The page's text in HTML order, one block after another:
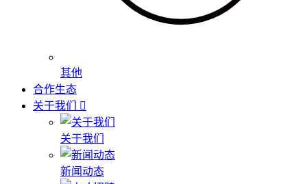
其他
合作生态
关于我们
关于我们
新闻动态